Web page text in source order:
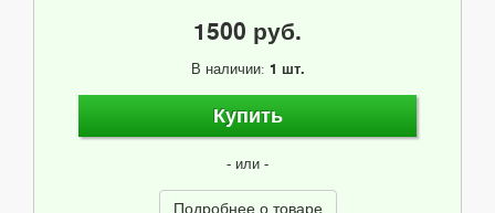
1500 руб.
В наличии: 1 шт.
Купить
- или -
Подробнее о товаре